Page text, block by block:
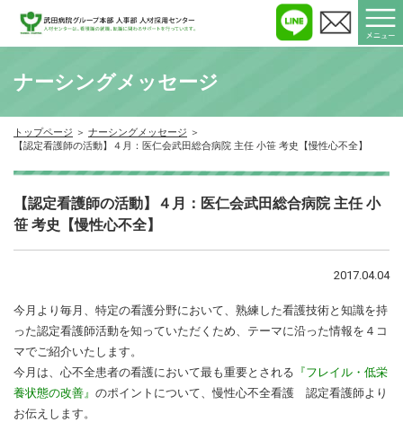
ナーシングメッセージ
トップページ
ナーシングメッセージ
【認定看護師の活動】４月：医仁会武田総合病院 主任 小笹 考史【慢性心不全】
【認定看護師の活動】４月：医仁会武田総合病院 主任 小
笹 考史【慢性心不全】
2017.04.04
今月より毎月、特定の看護分野において、熟練した看護技術と知識を持
った認定看護師活動を知っていただくため、テーマに沿った情報を４コ
マでご紹介いたします。
今月は、心不全患者の看護において最も重要とされる 『フレイル・低栄
養状態の改善』 のポイントについて、慢性心不全看護 認定看護師より
お伝えします。